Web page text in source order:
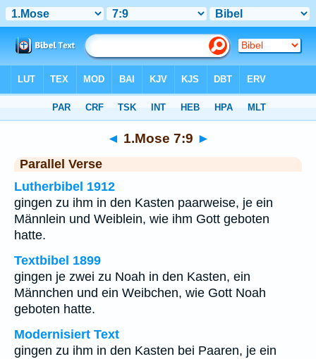
◄ 1.Mose 7:9 ►
Parallel Verse
Lutherbibel 1912
gingen zu ihm in den Kasten paarweise, je ein
Männlein und Weiblein, wie ihm Gott geboten
hatte.
Textbibel 1899
gingen je zwei zu Noah in den Kasten, ein
Männchen und ein Weibchen, wie Gott Noah
geboten hatte.
Modernisiert Text
gingen zu ihm in den Kasten bei Paaren, je ein